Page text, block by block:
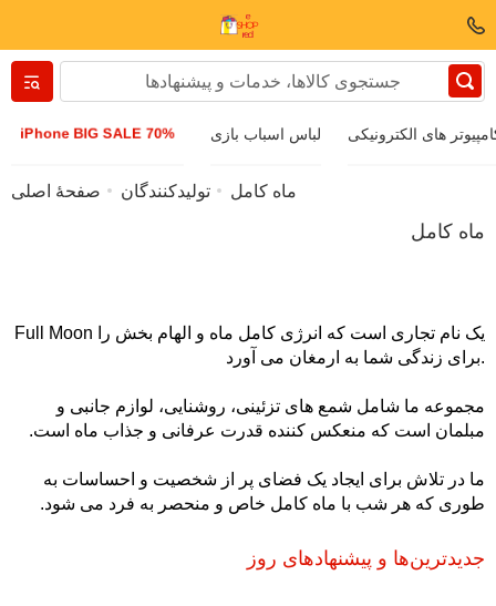
iPhone BIG SALE 70% لباس اسباب بازی های الکترونیکی
Вернуться назад
لوازم جانبی
طلا و جواهر
ساعت مچی
صفحهٔ اصلی تولیدکنندگان ماه کامل
ماه کامل
Full Moon یک نام تجاری است که انرژی کامل ماه و الهام بخش را
برای زندگی شما به ارمغان می آورد.
مجموعه ما شامل شمع های تزئینی، روشنایی، لوازم جانبی و
مبلمان است که منعکس کننده قدرت عرفانی و جذاب ماه است.
ما در تلاش برای ایجاد یک فضای پر از شخصیت و احساسات به
طوری که هر شب با ماه کامل خاص و منحصر به فرد می شود.
جدیدترین‌ها و پیشنهادهای روز